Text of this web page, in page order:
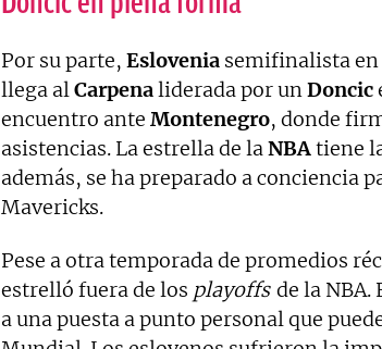
Por su parte, Eslovenia semifinalista en
llega alCarpenaliderada por unDoncic
encuentro ante Montenegro, donde
asistencias. La estrella de laNBAtiene
además, se ha preparado a conciencia
Mavericks.
Pese a otra temporada de promedios
estrelló fuera de los playoffs de la NBA.
a una puesta a punto personal que